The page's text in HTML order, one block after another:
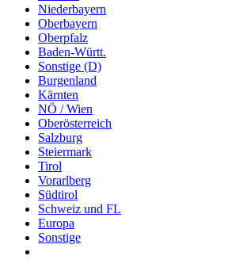
Niederbayern
Oberbayern
Oberpfalz
Baden-Württ.
Sonstige (D)
Burgenland
Kärnten
NÖ / Wien
Oberösterreich
Salzburg
Steiermark
Tirol
Vorarlberg
Südtirol
Schweiz und FL
Europa
Sonstige